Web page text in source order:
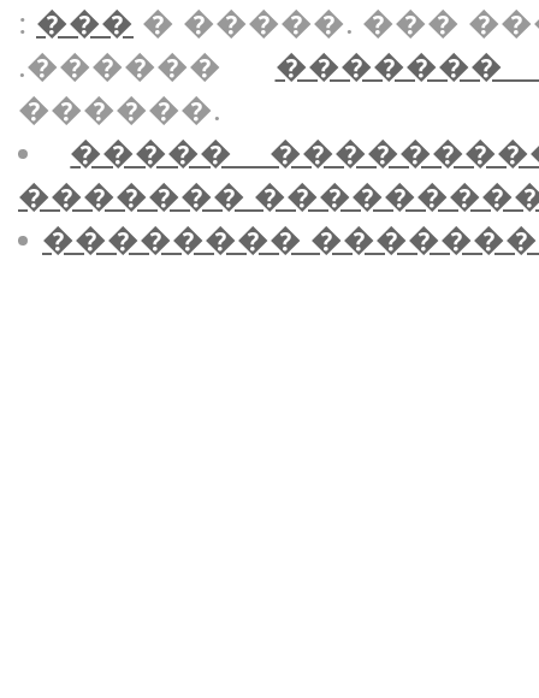
: ��� � �����. ���
.������
������.
�����
�������
��������